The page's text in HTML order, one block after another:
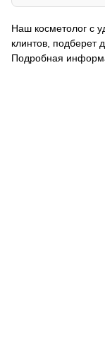
Наш косметолог с
клинтов, подберет
Подробная